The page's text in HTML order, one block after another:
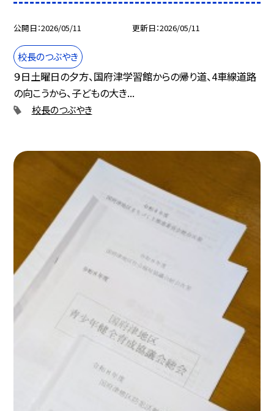
公開日 2026/05/11 更新日 2026/05/11
校長のつぶやき
９日土曜日の夕方、国府津学習館からの帰り道、4車線道路
の向こうから、子どもの大き...
校長のつぶやき